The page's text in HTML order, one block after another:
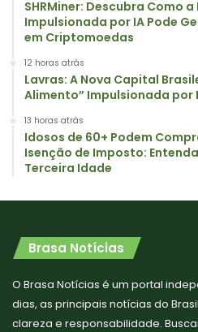
SHRMiner: Descubra Como
Impulsionada por IA Pode
em Criptomoedas
12 horas atrás
Lavras: A Nova Capital
Alimento” Impulsionada por
13 horas atrás
Idosos de 60+ Podem
Isenção de Imposto:
Terceira Idade
Brasa Notícias
O Brasa Notícias é um portal
dias, as principais notícias do
clareza e responsabilidade.